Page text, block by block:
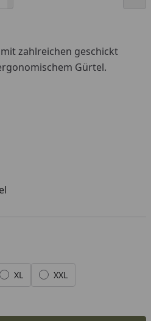
zahlreichen geschickt
Gürtel.
XL XXL